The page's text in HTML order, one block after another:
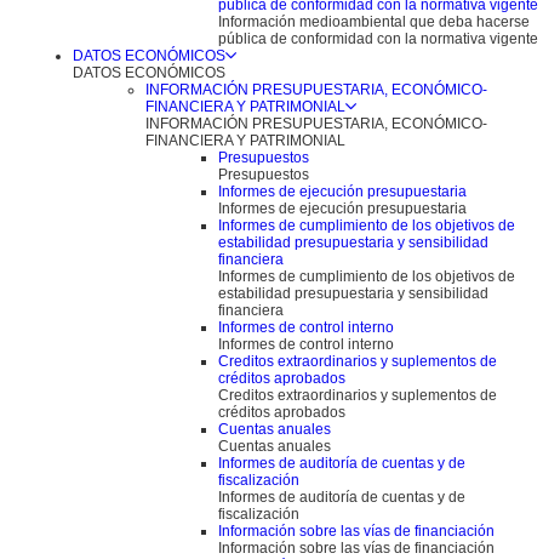
pública de conformidad con la normativa vigente
Información medioambiental que deba hacerse
pública de conformidad con la normativa vigente
DATOS ECONÓMICOS
DATOS ECONÓMICOS
INFORMACIÓN PRESUPUESTARIA, ECONÓMICO-
FINANCIERA Y PATRIMONIAL
INFORMACIÓN PRESUPUESTARIA, ECONÓMICO-
FINANCIERA Y PATRIMONIAL
Presupuestos
Presupuestos
Informes de ejecución presupuestaria
Informes de ejecución presupuestaria
Informes de cumplimiento de los objetivos de
estabilidad presupuestaria y sensibilidad
financiera
Informes de cumplimiento de los objetivos de
estabilidad presupuestaria y sensibilidad
financiera
Informes de control interno
Informes de control interno
Creditos extraordinarios y suplementos de
créditos aprobados
Creditos extraordinarios y suplementos de
créditos aprobados
Cuentas anuales
Cuentas anuales
Informes de auditoría de cuentas y de
fiscalización
Informes de auditoría de cuentas y de
fiscalización
Información sobre las vías de financiación
Información sobre las vías de financiación